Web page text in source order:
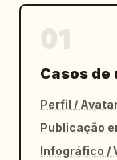
Casos de
Perfil /
Publicação
Infográfico /